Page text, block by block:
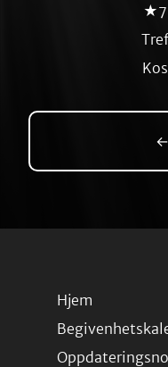
★7
Hjem